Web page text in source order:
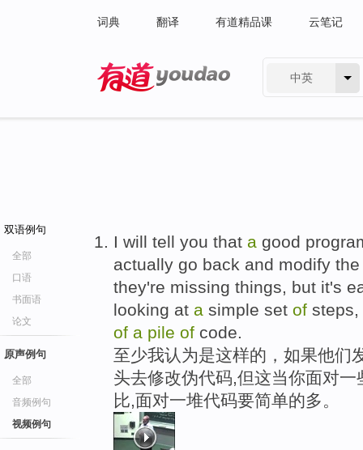
词典 翻译 有道精品课 云笔记
中英
双语例句
全部
口语
书面语
论文
原声例句
全部
音频例句
视频例句
I will tell you that a good
actually go back and modify
they're missing things, but it's
looking at a simple set of steps,
of a pile of code.
至少我认为是这样的，如果他们
头去修改伪代码,但这当你面对
比,面对一堆代码要简单的多。